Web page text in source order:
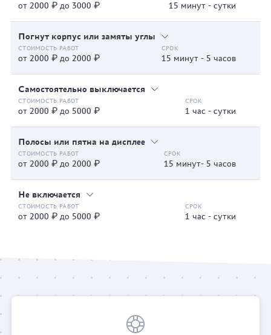
от 2000 ₽ до 3000 ₽ 15 минут - сутки
Погнут корпус или замяты углы
от 2000 ₽ до 2000 ₽ 15 минут - 5 часов
Самостоятельно выключается
от 2000 ₽ до 5000 ₽ 1 час - сутки
Полосы или пятна на дисплее
от 2000 ₽ до 2000 ₽ 15 минут- 5 часов
Не включается
от 2000 ₽ до 5000 ₽ 1 час - сутки